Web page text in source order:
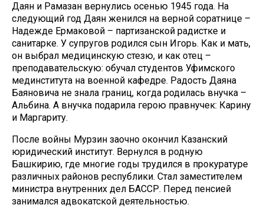
Даян и Рамазан вернулись осенью 1945 года. На
следующий год Даян женился на верной соратнице –
Надежде Ермаковой – партизанской радистке и
санитарке. У супругов родился сын Игорь. Как и мать,
он выбрал медицинскую стезю, и как отец –
преподавательскую: обучал студентов Уфимского
мединститута на военной кафедре. Радость Даяна
Баяновича не знала границ, когда родилась внучка –
Альбина. А внучка подарила герою правнучек: Карину
и Маргариту.
После войны Мурзин заочно окончил Казанский
юридический институт. Вернулся в родную
Башкирию, где многие годы трудился в прокуратуре
различных районов республики. Стал заместителем
министра внутренних дел БАССР. Перед пенсией
занимался адвокатской деятельностью.